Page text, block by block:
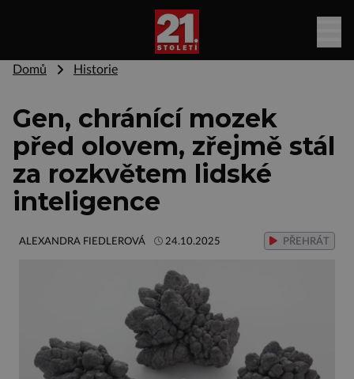
Domů Historie
Gen, chránící mozek
před olovem, zřejmě stál
za rozkvětem lidské
inteligence
ALEXANDRA FIEDLEROVÁ 24.10.2025 PŘEHRÁT